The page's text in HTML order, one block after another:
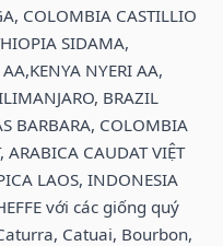
COLOMBIA CASTILLIO
SIDAMA,
NYERI AA,
BRAZIL
BARBARA, COLOMBIA
ARABICA CAUDAT VIỆT
LAOS, INDONESIA
với các giống quý
Catuai, Bourbon,